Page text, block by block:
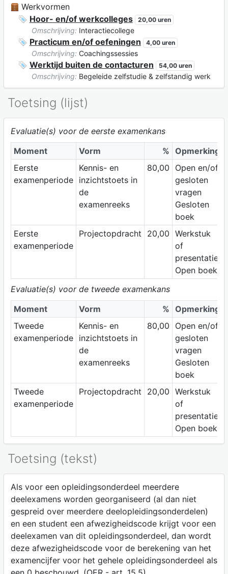
Werkvormen
Hoor- en/of werkcolleges
20,00 uren
Omschrijving: Interactiecollege
Practicum en/of oefeningen 4,00 uren
Omschrijving: Coachingssessies
Werktijd buiten de contacturen 54,00 uren
Omschrijving: Begeleide zelfstudie & zelfstandig werk
Toetsing (lijst)
Evaluatie(s) voor de eerste examenkans
Moment
Vorm % Opmerking
Eerste
examenperiode
Kennis- en
inzichtstoets in
de
examenreeks
80,00
Open en/of
gesloten
vragen
Gesloten
boek
Eerste
examenperiode
Projectopdracht 20,00 Werkstuk
of
presentatie
Open boek
Evaluatie(s) voor de tweede examenkans
Moment
Vorm % Opmerking
Tweede
examenperiode
Kennis- en
inzichtstoets in
de
examenreeks
80,00
Open en/of
gesloten
vragen
Gesloten
boek
Tweede
examenperiode
Projectopdracht 20,00 Werkstuk
of
presentatie
Open boek
Toetsing (tekst)
Als voor een opleidingsonderdeel meerdere
deelexamens worden georganiseerd (al dan niet
gespreid over meerdere deelopleidingsonderdelen)
en een student een afwezigheidscode krijgt voor een
deelexamen van dit opleidingsonderdeel, dan wordt
deze afwezigheidscode voor de berekening van het
examencijfer voor het gehele opleidingsonderdeel als